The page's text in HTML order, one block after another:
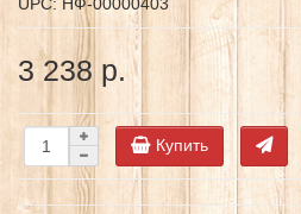
3 238 р.
Купить